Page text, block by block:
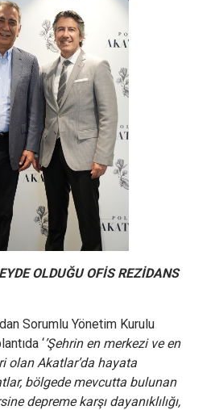
OLDUĞU OFİS REZİDANS
Sorumlu Yönetim Kurulu
‘’Şehrin en merkezi ve en
olan Akatlar’da hayata
bölgede mevcutta bulunan
depreme karşı dayanıklılığı,